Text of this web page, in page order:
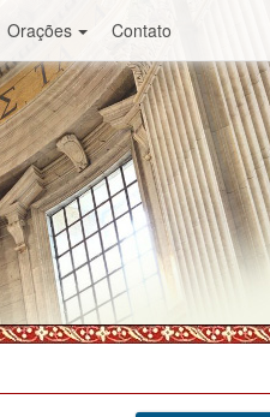
Orações Contato